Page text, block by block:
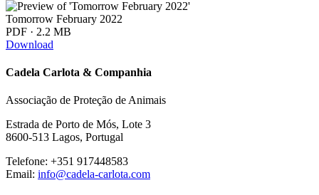
Tomorrow February 2022
PDF · 2.2 MB
Download
Cadela Carlota & Companhia
Associação de Proteção de Animais
Estrada de Porto de Mós, Lote 3
8600-513 Lagos, Portugal
Telefone: +351 917448583
Email: info@cadela-carlota.com